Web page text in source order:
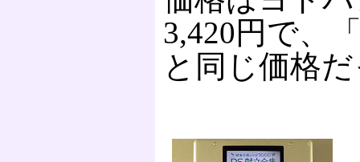
3,420円で、
と同じ価格